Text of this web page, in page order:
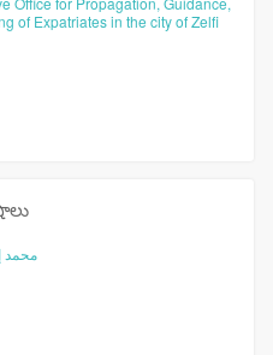
of Expatriates in the city of Zelfi
محمد